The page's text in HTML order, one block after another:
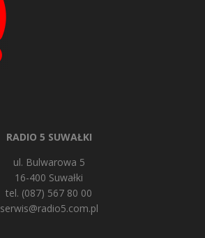
RADIO 5 SUWAŁKI
ul. Bulwarowa 5
16-400 Suwałki
tel. (087) 567 80 00
serwis@radio5.com.pl